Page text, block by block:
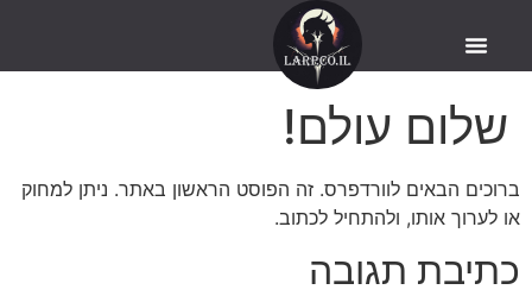
שלום עולם!
ברוכים הבאים לוורדפרס. זה הפוסט הראשון באתר. ניתן למחוק
או לערוך אותו, ולהתחיל לכתוב.
כתיבת תגובה